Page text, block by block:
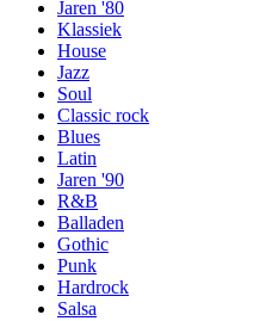
Jaren '80
Klassiek
House
Jazz
Soul
Classic rock
Blues
Latin
Jaren '90
R&B
Balladen
Gothic
Punk
Hardrock
Salsa